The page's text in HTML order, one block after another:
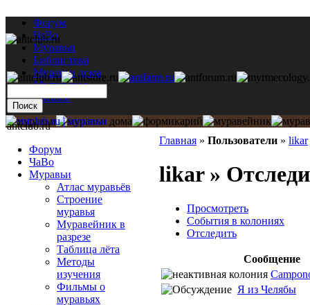
Форум
ЧаВо
Муравьи
Библиотека
Муравьи дома
Мастерская
Каталог
Главная » Пользователи » likar
likar »
Просмотреть
События в колониях
Отследить
Сообщение
Я из Челябы
antclub.ru
Форум
ЧаВо
Муравьи
Атлас муравьёв
Строение
муравья
Муравейник в
разрезе
Таблица лёта
Методы
изучения
Фильмы о
муравьях